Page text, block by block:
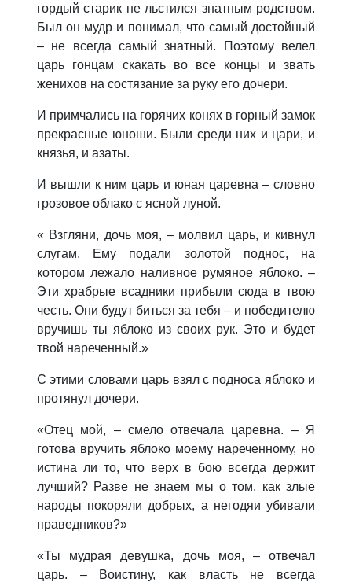
гордый старик не льстился знатным родством.
Был он мудр и понимал, что самый достойный
– не всегда самый знатный. Поэтому велел
царь гонцам скакать во все концы и звать
женихов на состязание за руку его дочери.
И примчались на горячих конях в горный замок
прекрасные юноши. Были среди них и цари, и
князья, и азаты.
И вышли к ним царь и юная царевна – словно
грозовое облако с ясной луной.
« Взгляни, дочь моя, – молвил царь, и кивнул
слугам. Ему подали золотой поднос, на
котором лежало наливное румяное яблоко. –
Эти храбрые всадники прибыли сюда в твою
честь. Они будут биться за тебя – и победителю
вручишь ты яблоко из своих рук. Это и будет
твой нареченный.»
С этими словами царь взял с подноса яблоко и
протянул дочери.
«Отец мой, – смело отвечала царевна. – Я
готова вручить яблоко моему нареченному, но
истина ли то, что верх в бою всегда держит
лучший? Разве не знаем мы о том, как злые
народы покоряли добрых, а негодяи убивали
праведников?»
«Ты мудрая девушка, дочь моя, – отвечал
царь. – Воистину, как власть не всегда